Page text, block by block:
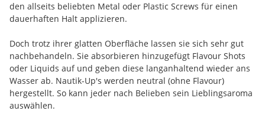
den allseits beliebten Metal oder Plastic Screws für einen
dauerhaften Halt applizieren.
Doch trotz ihrer glatten Oberfläche lassen sie sich sehr gut
nachbehandeln. Sie absorbieren hinzugefügt Flavour Shots
oder Liquids auf und geben diese langanhaltend wieder ans
Wasser ab. Nautik-Up's werden neutral (ohne Flavour)
hergestellt. So kann jeder nach Belieben sein Lieblingsaroma
auswählen.